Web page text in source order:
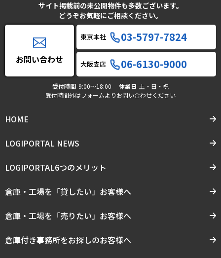
サイト掲載前の未公開物件も多数ございます。
どうぞお気軽にご相談ください。
お問い合わせ
東京本社 03-5797-7824
大阪支店 06-6130-9000
受付時間 9:00〜18:00 休業日 土・日・祝
受付時間外はフォームよりお問い合わせください
HOME
LOGIPORTAL NEWS
LOGIPORTAL6つのメリット
倉庫・工場を「貸したい」お客様へ
倉庫・工場を「売りたい」お客様へ
倉庫付き事務所をお探しのお客様へ